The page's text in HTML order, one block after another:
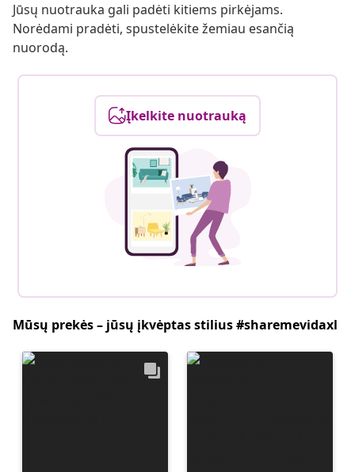
Jūsų nuotrauka gali padėti kitiems pirkėjams.
Norėdami pradėti, spustelėkite žemiau esančią
nuorodą.
Įkelkite nuotrauką
Mūsų prekės – jūsų įkvėptas stilius #sharemevidaxl